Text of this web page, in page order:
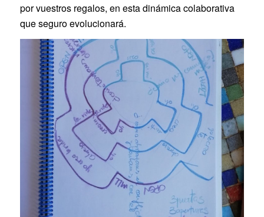
por vuestros regalos, en esta dinámica colaborativa
que seguro evolucionará.